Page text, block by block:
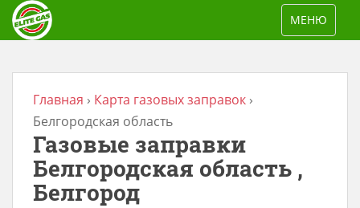
TOGGLE
МЕНЮ
Главная › Карта газовых заправок ›
Белгородская область
Газовые заправки
Белгородская область ,
Белгород